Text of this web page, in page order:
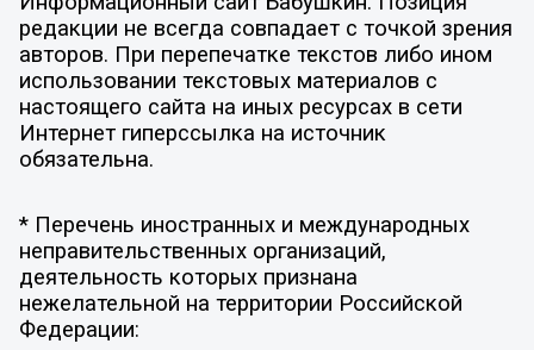
редакции не всегда совпадает с точкой зрения
авторов. При перепечатке текстов либо ином
использовании текстовых материалов с
настоящего сайта на иных ресурсах в сети
Интернет гиперссылка на источник
обязательна.
* Перечень иностранных и международных
неправительственных организаций,
деятельность которых признана
нежелательной на территории Российской
Федерации: